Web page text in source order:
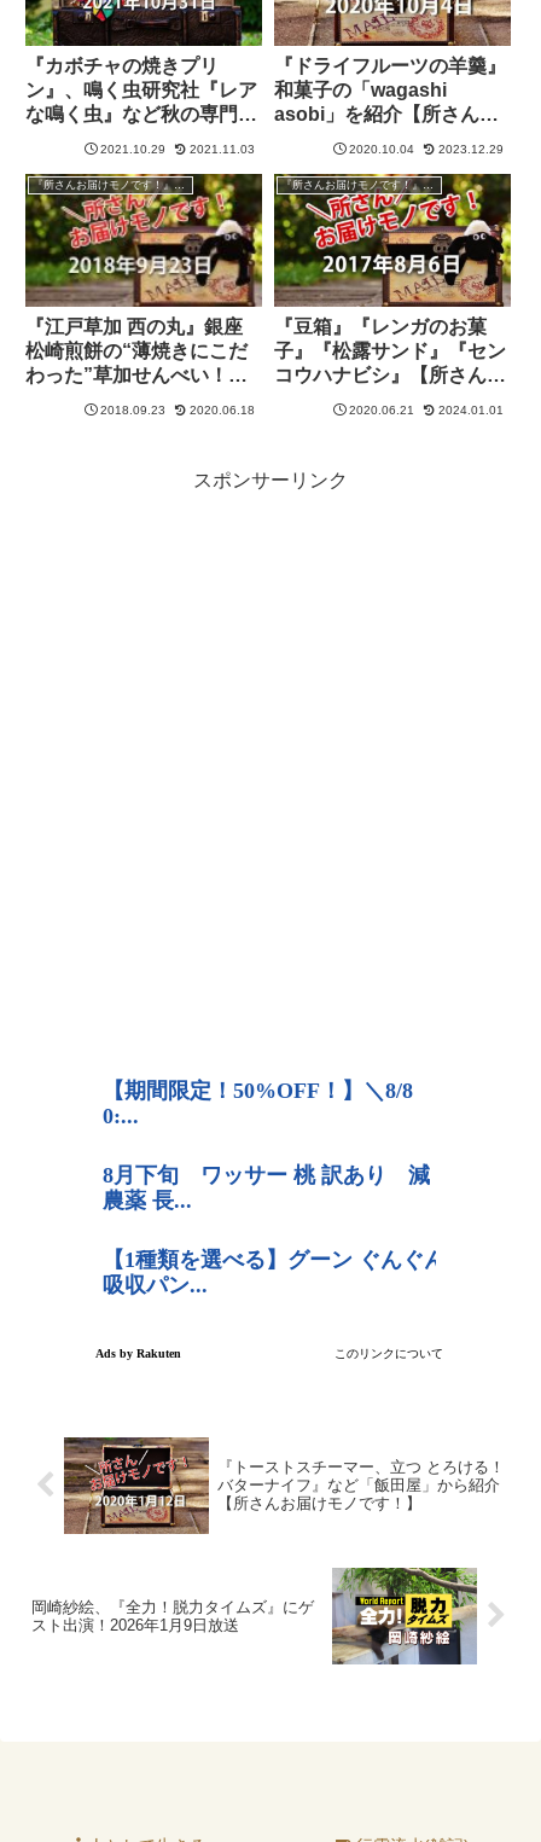
『カボチャの焼きプリ
ン』、鳴く虫研究社『レア
な鳴く虫』など秋の専門店
の逸品を紹介【所さんお届
2021.10.29 2021.11.03
『ドライフルーツの羊羹』
和菓子の「wagashi
asobi」を紹介【所さんお
届けモノです！】
2020.10.04 2023.12.29
『所さんお届けモノです！』過去の紹介品
『江戸草加 西の丸』銀座
松崎煎餅の“薄焼きにこだ
わった”草加せんべい！
【所さんお届けモノで
2018.09.23 2020.06.18
『所さんお届けモノです！』過去の紹介品
『豆箱』『レンガのお菓
子』『松露サンド』『セン
コウハナビシ』【所さんお
届けモノです！】
2020.06.21 2024.01.01
スポンサーリンク
『トーストスチーマー、立つ とろける！
バターナイフ』など「飯田屋」から紹介
【所さんお届けモノです！】
岡崎紗絵、『全力！脱力タイムズ』にゲ
スト出演！2026年1月9日放送